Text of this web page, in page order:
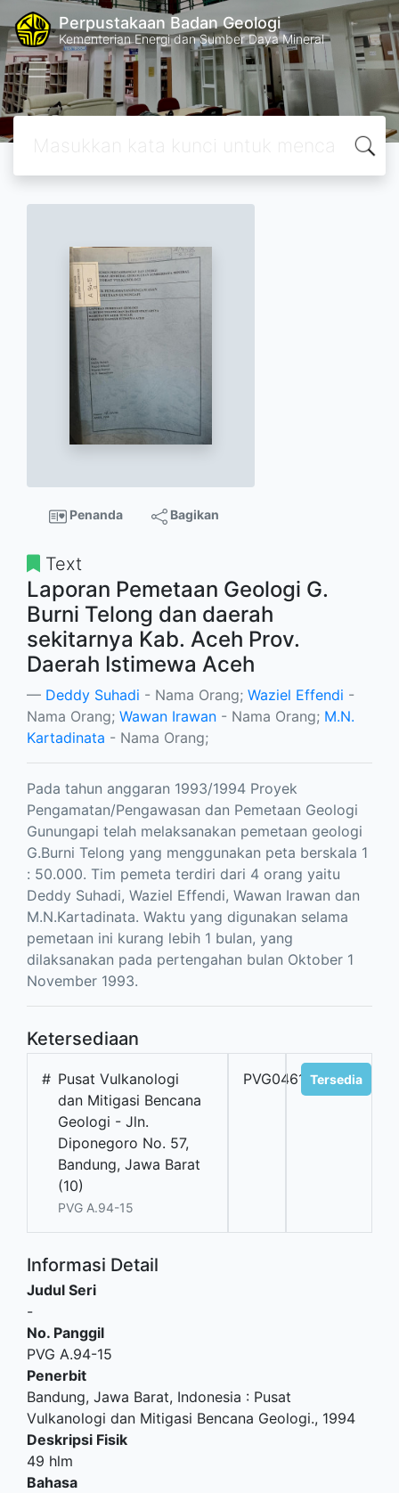
Perpustakaan Badan Geologi
Kementerian Energi dan Sumber Daya Mineral
Penanda Bagikan
Text
Laporan Pemetaan Geologi G.
Burni Telong dan daerah
sekitarnya Kab. Aceh Prov.
Daerah Istimewa Aceh
Deddy Suhadi - Nama Orang; Waziel Effendi -
Nama Orang; Wawan Irawan - Nama Orang; M.N.
Kartadinata - Nama Orang;
Pada tahun anggaran 1993/1994 Proyek
Pengamatan/Pengawasan dan Pemetaan Geologi
Gunungapi telah melaksanakan pemetaan geologi
G.Burni Telong yang menggunakan peta berskala 1
: 50.000. Tim pemeta terdiri dari 4 orang yaitu
Deddy Suhadi, Waziel Effendi, Wawan Irawan dan
M.N.Kartadinata. Waktu yang digunakan selama
pemetaan ini kurang lebih 1 bulan, yang
dilaksanakan pada pertengahan bulan Oktober 1
November 1993.
Ketersediaan
# Pusat Vulkanologi
dan Mitigasi Bencana
Geologi - Jln.
Diponegoro No. 57,
Bandung, Jawa Barat
(10)
PVG A.94-15
PVG04614Tersedia
Informasi Detail
Judul Seri
-
No. Panggil
PVG A.94-15
Penerbit
Bandung, Jawa Barat, Indonesia : Pusat
Vulkanologi dan Mitigasi Bencana Geologi., 1994
Deskripsi Fisik
49 hlm
Bahasa